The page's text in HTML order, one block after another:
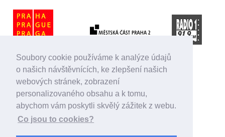
Soubory cookie používáme k analýze údajů
o našich návštěvnících, ke zlepšení našich
webových stránek, zobrazení
personalizovaného obsahu a k tomu,
abychom vám poskytli skvělý zážitek z webu.
Co jsou to cookies?